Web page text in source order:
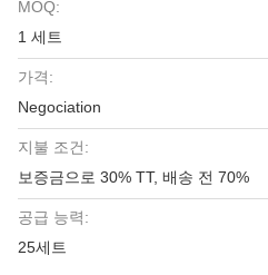
MOQ:
1 세트
가격:
Negociation
지불 조건:
보증금으로 30% TT, 배송 전 70%
공급 능력:
25세트